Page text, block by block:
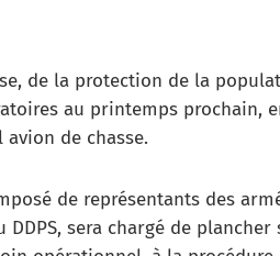
de la protection de la
au printemps prochain,
avion de chasse.
de représentants des
sera chargé de